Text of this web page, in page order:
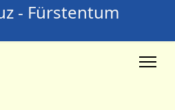
- Fürstentum